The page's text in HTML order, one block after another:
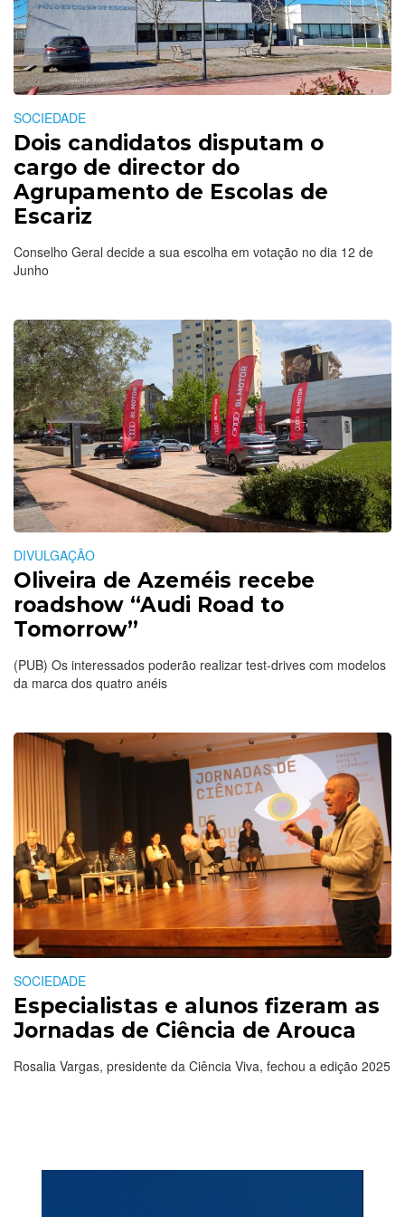
SOCIEDADE
Dois candidatos disputam o
cargo de director do
Agrupamento de Escolas de
Escariz
Conselho Geral decide a sua escolha em votação no dia 12 de
Junho
DIVULGAÇÃO
Oliveira de Azeméis recebe
roadshow “Audi Road to
Tomorrow”
(PUB) Os interessados poderão realizar test-drives com modelos
da marca dos quatro anéis
SOCIEDADE
Especialistas e alunos fizeram as
Jornadas de Ciência de Arouca
Rosalia Vargas, presidente da Ciência Viva, fechou a edição 2025